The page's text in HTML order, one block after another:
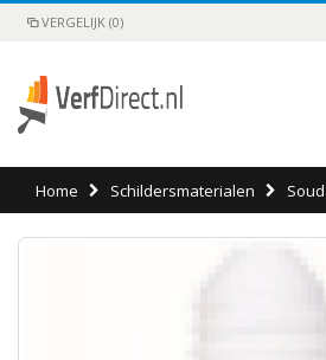
VERGELIJK (0)
Home Schildersmaterialen